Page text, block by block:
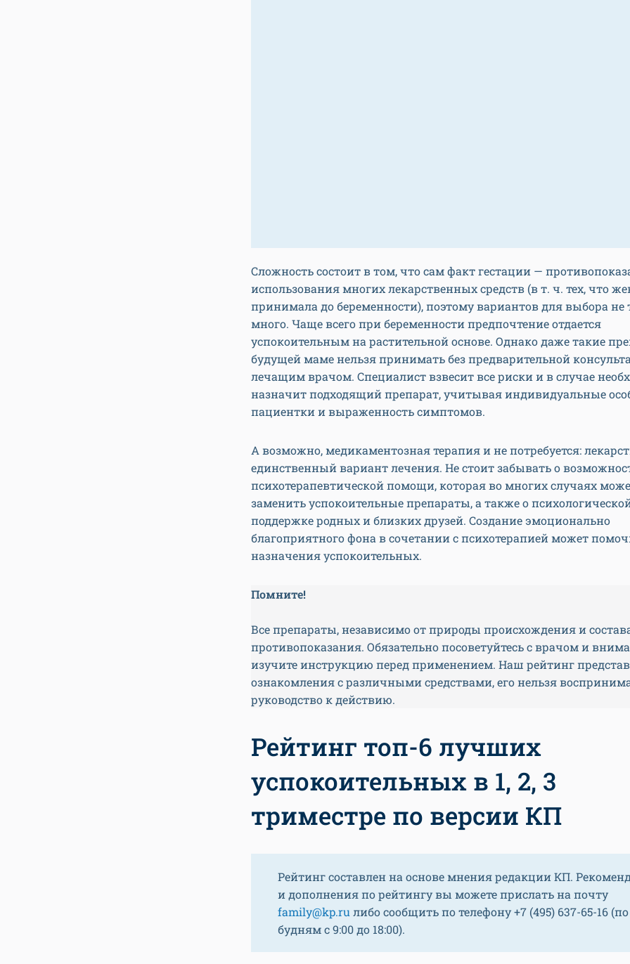
Сложность состоит в том, что сам факт гестации —
использования многих лекарственных средств (в т. ч. тех, что
принимала до беременности), поэтому вариантов для выбора не
много. Чаще всего при беременности предпочтение отдается
успокоительным на растительной основе. Однако даже такие
будущей маме нельзя принимать без предварительной
лечащим врачом. Специалист взвесит все риски и в случае
назначит подходящий препарат, учитывая индивидуальные
пациентки и выраженность симптомов.
А возможно, медикаментозная терапия и не потребуется:
единственный вариант лечения. Не стоит забывать о
психотерапевтической помощи, которая во многих случаях
заменить успокоительные препараты, а также о
поддержке родных и близких друзей. Создание эмоционально
благоприятного фона в сочетании с психотерапией может
назначения успокоительных.
Помните!
Все препараты, независимо от природы происхождения и
противопоказания. Обязательно посоветуйтесь с врачом и
изучите инструкцию перед применением. Наш рейтинг
ознакомления с различными средствами, его нельзя
руководство к действию.
Рейтинг топ-6 лучших
успокоительных в 1, 2, 3
триместре по версии КП
Рейтинг составлен на основе мнения редакции КП.
и дополнения по рейтингу вы можете прислать на почту
family@kp.ruлибо сообщить по телефону +7 (495) 637-65-16 (по
будням с 9:00 до 18:00).